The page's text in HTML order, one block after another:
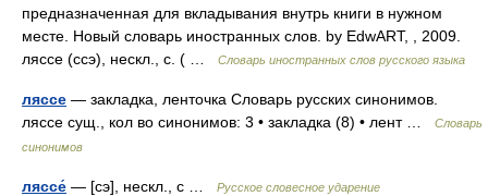
предназначенная для вкладывания внутрь книги в нужном
месте. Новый словарь иностранных слов. by EdwART, , 2009.
ляссе (ссэ), нескл., с. ( …
Словарь иностранных слов русского языка
ляссе — закладка, ленточка Словарь русских синонимов.
ляссе сущ., кол во синонимов: 3 • закладка (8) • лент …
Словарь
синонимов
ляссе́ — [сэ], нескл., с … Русское словесное ударение